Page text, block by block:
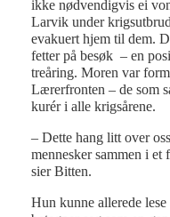
ikke nødvendigvis ei
Larvik under
evakuert hjem til dem.
fetter på besøk ­ – en
treåring. Moren var
Lærerfronten – de som
kurér i alle krigsårene.
– Dette hang litt over
mennesker sammen i et
sier Bitten.
Hun kunne allerede